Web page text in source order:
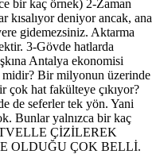
bir kaç örnek) 2-Zaman
kısalıyor deniyor ancak, ana
gidemezsiniz. Aktarma
3-Gövde hatlarda
Antalya ekonomisi
midir? Bir milyonun üzerinde
çok hat fakülteye çıkıyor?
de seferler tek yön. Yani
Bunlar yalnızca bir kaç
ÇİZİLEREK
OLDUĞU ÇOK BELLİ.